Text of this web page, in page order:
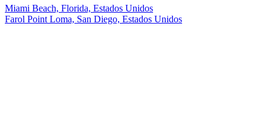
Miami Beach, Florida, Estados Unidos
Farol Point Loma, San Diego, Estados Unidos